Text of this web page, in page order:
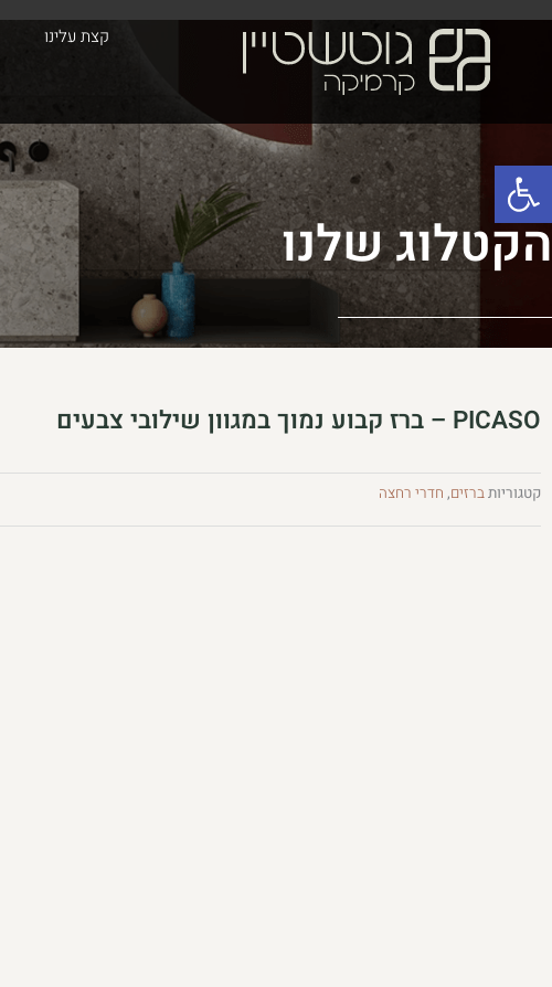
פתח סרגל נגישות
קצת עלינו
הקטלוג שלנו
PICASO – ברז קבוע נמוך במגוון שילובי צבעים
קטגוריותברזים, חדרי רחצה